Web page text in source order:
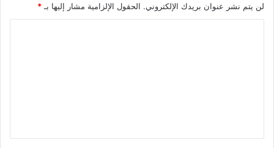
لن يتم نشر عنوان بريدك الإلكتروني. الحقول الإلزامية مشار إليها بـ *
ق